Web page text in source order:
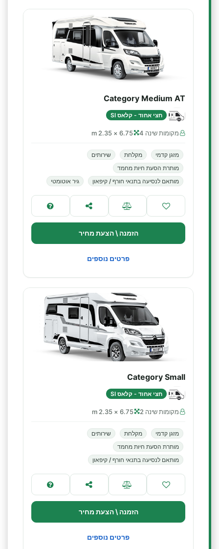
Category Medium AT
חצי אחוד - קלאס SI
מקומות שינה 4 6.75 × 2.35 m
מזגן קדמי מקלחת
שירותים
מותרת הסעת חיות מחמד
מותאם לנסיעה בתנאי חורף / קיפאון
גיר אוטומטי
הזמנה \ הצעת מחיר
פרטים נוספים
Category Small
חצי אחוד - קלאס SI
מקומות שינה 2 6.75 × 2.35 m
מזגן קדמי מקלחת
שירותים
מותרת הסעת חיות מחמד
מותאם לנסיעה בתנאי חורף / קיפאון
הזמנה \ הצעת מחיר
פרטים נוספים